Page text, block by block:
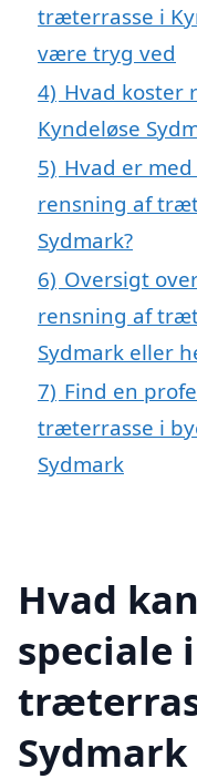
træterrasse i
være tryg ved
4) Hvad koster
Kyndeløse
5) Hvad er
rensning af
Sydmark?
6) Oversigt
rensning af
Sydmark eller
7) Find en
træterrasse i
Sydmark
Hvad
speciale